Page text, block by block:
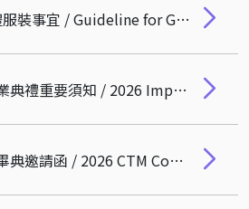
科管院畢業典禮服裝事宜 / Guideline for Graduation Gown Attire
2026 科管院畢業典禮重要須知 / 2026 Important Notice for the CTM Commencement
2026 科管院小畢典邀請函 / 2026 CTM Commecement Invitation